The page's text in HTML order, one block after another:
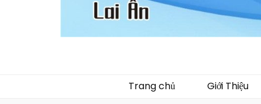
Trang chủ Giới Thiệu